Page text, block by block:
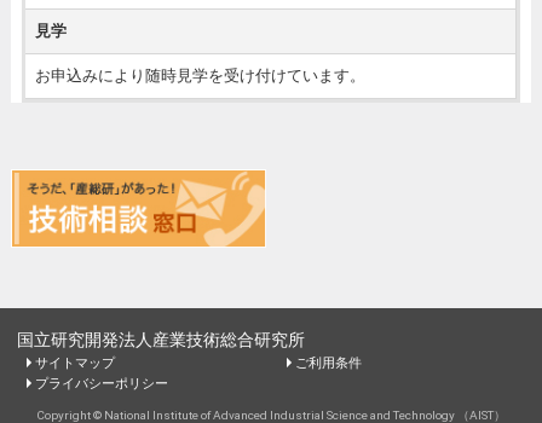
見学
お申込みにより随時見学を受け付けています。
国立研究開発法人産業技術総合研究所
サイトマップ
ご利用条件
プライバシーポリシー
Copyright © National Institute of Advanced Industrial Science and Technology （AIST）